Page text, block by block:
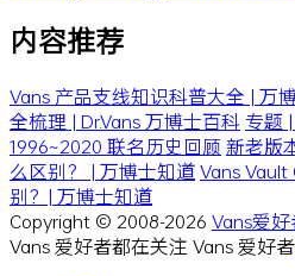
内容推荐
Vans 产品支线知识科普大全 | 万
全梳理 | Dr.Vans 万博士百科 专题
1996~2020 联名历史回顾 新老版
么区别？ | 万博士知道Vans Vault
别？| 万博士知道
Copyright © 2008-2026 Vans爱
Vans 爱好者都在关注 Vans 爱好者